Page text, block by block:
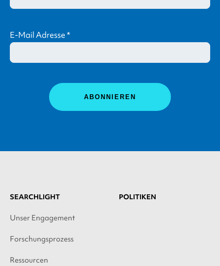
E-Mail Adresse*
SEARCHLIGHT
Unser Engagement
Forschungsprozess
Ressourcen
POLITIKEN